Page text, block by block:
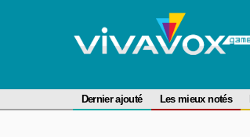
Dernier ajouté Les mieux notés